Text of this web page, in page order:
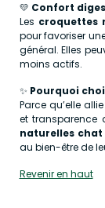
💛 Confort
Les croquettes
pour favoriser
général. Elles
moins actifs.
✨ Pourquoi
Parce qu’elle
et transparence
naturelles chat
au bien-être de
Revenir en haut